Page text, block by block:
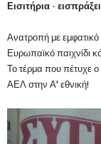
Εισιτήρια -
Ανατροπή με
Ευρωπαϊκό παιχνίδι
Το τέρμα που πέτυχε ο
ΑΕΛ στην Α' εθνική!